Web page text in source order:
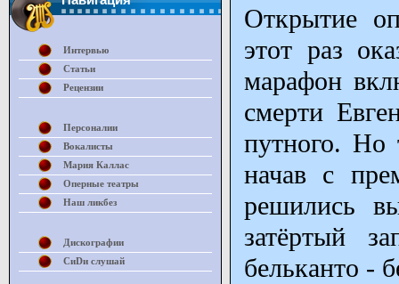
Открытие
этот раз
марафон
смерти
путного. Но
начав с
решились
затёртый
бельканто -
Интервью
Статьи
Рецензии
Персоналии
Вокалисты
Мария Каллас
Оперные театры
Наш ликбез
Дискографии
СиDи слушай